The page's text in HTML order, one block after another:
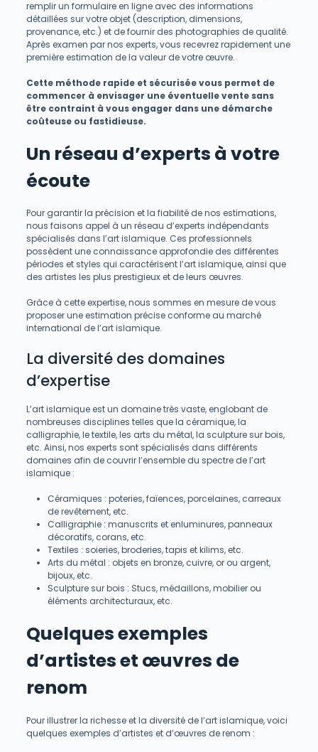
remplir un formulaire en ligne avec des informations
détaillées sur votre objet (description, dimensions,
provenance, etc.) et de fournir des photographies de qualité.
Après examen par nos experts, vous recevrez rapidement une
première estimation de la valeur de votre œuvre.
Cette méthode rapide et sécurisée vous permet de
commencer à envisager une éventuelle vente sans
être contraint à vous engager dans une démarche
coûteuse ou fastidieuse.
Un réseau d’experts à votre
écoute
Pour garantir la précision et la fiabilité de nos estimations,
nous faisons appel à un réseau d’experts indépendants
spécialisés dans l’art islamique. Ces professionnels
possèdent une connaissance approfondie des différentes
périodes et styles qui caractérisent l’art islamique, ainsi que
des artistes les plus prestigieux et de leurs œuvres.
Grâce à cette expertise, nous sommes en mesure de vous
proposer une estimation précise conforme au marché
international de l’art islamique.
La diversité des domaines
d’expertise
L’art islamique est un domaine très vaste, englobant de
nombreuses disciplines telles que la céramique, la
calligraphie, le textile, les arts du métal, la sculpture sur bois,
etc. Ainsi, nos experts sont spécialisés dans différents
domaines afin de couvrir l’ensemble du spectre de l’art
islamique :
Céramiques : poteries, faïences, porcelaines, carreaux
de revêtement, etc.
Calligraphie : manuscrits et enluminures, panneaux
décoratifs, corans, etc.
Textiles : soieries, broderies, tapis et kilims, etc.
Arts du métal : objets en bronze, cuivre, or ou argent,
bijoux, etc.
Sculpture sur bois : Stucs, médaillons, mobilier ou
éléments architecturaux, etc.
Quelques exemples
d’artistes et œuvres de
renom
Pour illustrer la richesse et la diversité de l’art islamique, voici
quelques exemples d’artistes et d’œuvres de renom :